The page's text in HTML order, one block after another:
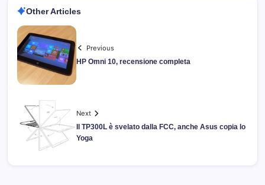
Other Articles
Previous
HP Omni 10, recensione completa
Next
Il TP300L è svelato dalla FCC, anche Asus copia lo
Yoga